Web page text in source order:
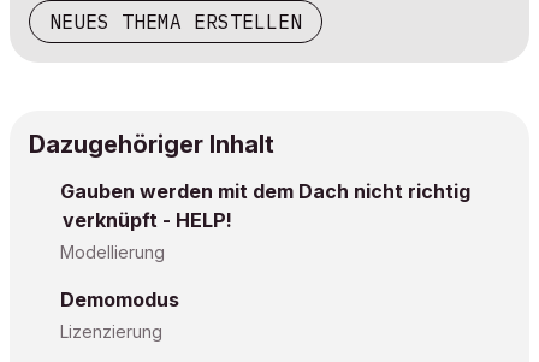
NEUES THEMA ERSTELLEN
Dazugehöriger Inhalt
Gauben werden mit dem Dach nicht richtig
verknüpft - HELP!
Modellierung
Demomodus
Lizenzierung